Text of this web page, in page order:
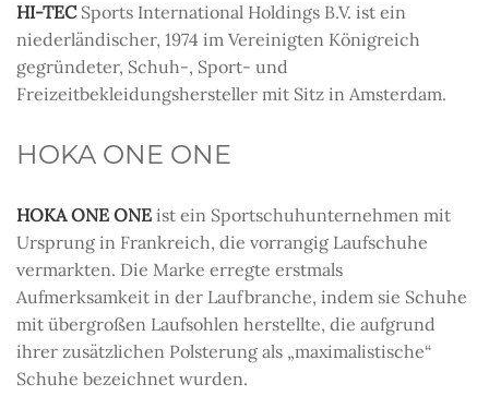
HI-TECSports International Holdings B.V. ist ein
niederländischer, 1974 im Vereinigten Königreich
gegründeter, Schuh-, Sport- und
Freizeitbekleidungshersteller mit Sitz in Amsterdam.
HOKA ONE ONE
HOKA ONE ONE ist ein Sportschuhunternehmen mit
Ursprung in Frankreich, die vorrangig Laufschuhe
vermarkten. Die Marke erregte erstmals
Aufmerksamkeit in der Laufbranche, indem sie Schuhe
mit übergroßen Laufsohlen herstellte, die aufgrund
ihrer zusätzlichen Polsterung als „maximalistische“
Schuhe bezeichnet wurden.